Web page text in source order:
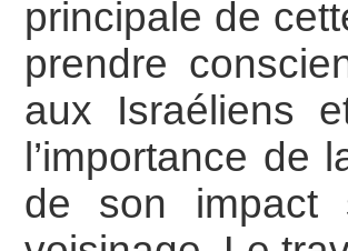
principale de
prendre
aux Israéliens
l’importance de
de son impact